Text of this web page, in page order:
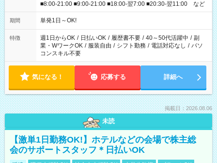
■8:00-21:00 ■9:00-21:00 ■18:00-翌7:00 ■20:30-翌11:00 など
期間 単発1日～OK!
特徴 週1日からOK / 日払いOK / 履歴書不要 / 40～50代活躍中 / 副
業・WワークOK / 服装自由 / シフト勤務 / 電話対応なし / パソ
コンスキル不要
気になる！ 応募する 詳細へ
掲載日：2026.08.06
未読
【激単1日勤務OK!】ホテルなどの会場で株主総
会のサポートスタッフ＊日払いOK